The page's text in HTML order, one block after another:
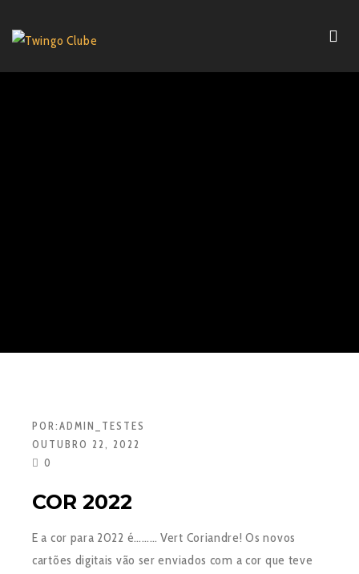
POR:ADMIN_TESTES
OUTUBRO 22, 2022
0
COR 2022
E a cor para 2022 é……… Vert Coriandre! Os novos
cartões digitais vão ser enviados com a cor que teve